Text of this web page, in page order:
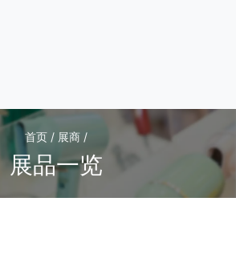
首页 / 展商 /
展品一览